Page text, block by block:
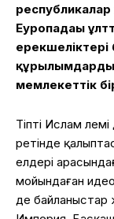
Еуропадағы
мемлекеттік
Тіпті Ислам
ретінде
елдері
мойындаған
де байланыстар